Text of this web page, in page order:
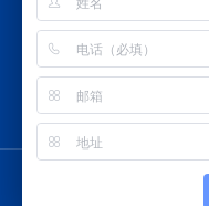
付款方式
Copyright © 上海